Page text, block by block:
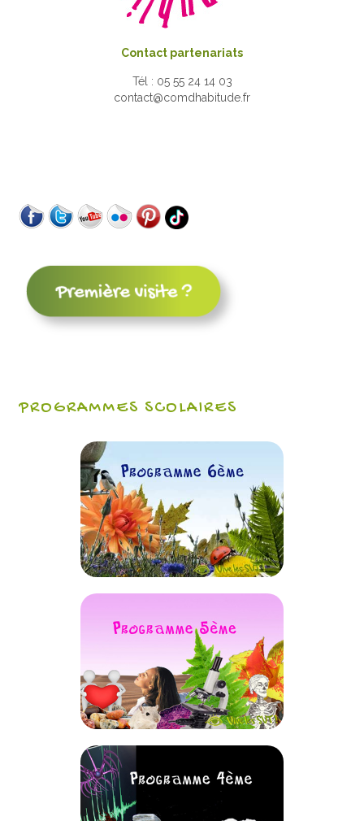
Contact partenariats
Tél : 05 55 24 14 03
contact@comdhabitude.fr
PROGRAMMES SCOLAIRES